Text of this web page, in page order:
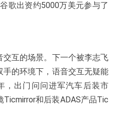
歌出资约5000万美元参与了
互的场景。下一个被李志飞
的环境下，语音交互无疑能
，出门问问进军汽车后装市
和后装ADAS产品Tic